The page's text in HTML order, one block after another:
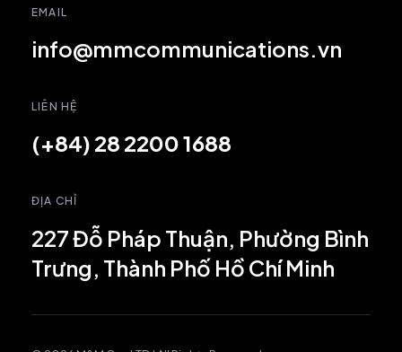
EMAIL
info@mmcommunications.vn
LIÊN HỆ
(+84) 28 2200 1688
ĐỊA CHỈ
227 Đỗ Pháp Thuận, Phường Bình
Trưng, Thành Phố Hồ Chí Minh